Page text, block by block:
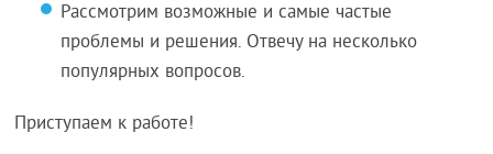
Рассмотрим возможные и самые частые
проблемы и решения. Отвечу на несколько
популярных вопросов.
Приступаем к работе!